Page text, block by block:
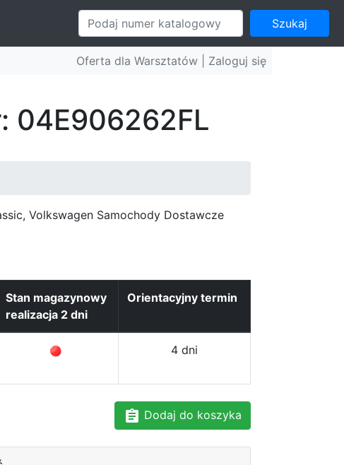
Szukaj
Oferta dla Warsztatów | Zaloguj się
04E906262FL
Volkswagen Samochody Dostawcze
Stan magazynowy
realizacja 2 dni
Orientacyjny termin
4 dni
Dodaj do koszyka